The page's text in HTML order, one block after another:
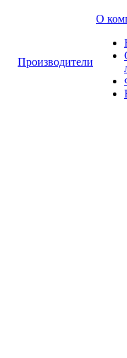
Производители
О